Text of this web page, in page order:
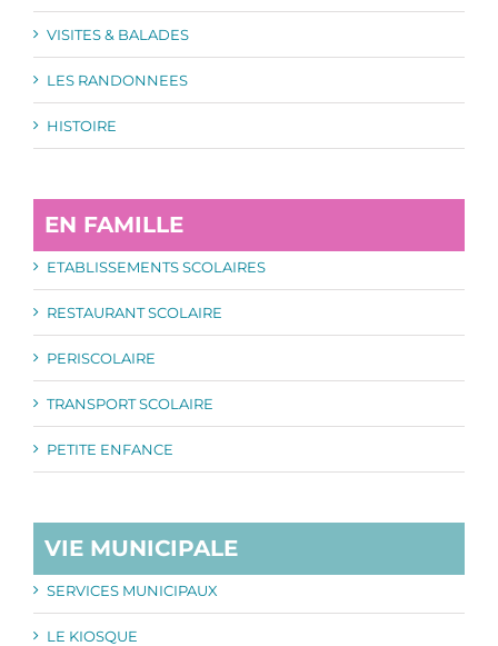
VISITES & BALADES
LES RANDONNEES
HISTOIRE
EN FAMILLE
ETABLISSEMENTS SCOLAIRES
RESTAURANT SCOLAIRE
PERISCOLAIRE
TRANSPORT SCOLAIRE
PETITE ENFANCE
VIE MUNICIPALE
SERVICES MUNICIPAUX
LE KIOSQUE